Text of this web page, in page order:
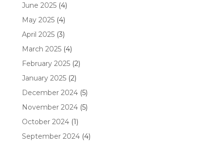
June 2025(4)
May 2025(4)
April 2025(3)
March 2025(4)
February 2025(2)
January 2025(2)
December 2024(5)
November 2024(5)
October 2024(1)
September 2024(4)